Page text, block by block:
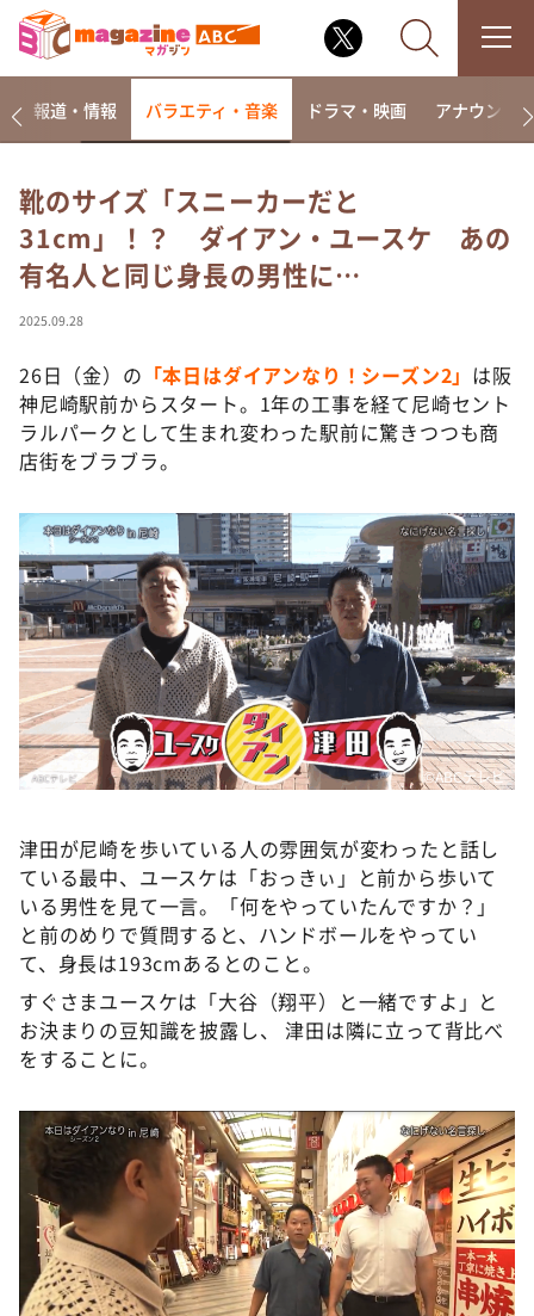
なるみ・岡村の過ぎるTV
相席食堂
これ余談なんですけど・・・
て真剣です
探偵！ナイトスクープ
news おかえり
DAIGOも台所 ～きょうの献立 何にする？～
本日はダイアンなり！シーズン２
朝だ！生です旅サラダ
教えて！ニュースライブ 正義のミカタ
ＬＩＦＥ～夢のカタチ～
新婚さんいらっしゃい！
ポツンと一軒家
ぺこぱのまるスポ
アナ回覧板
報道・情報 バラエティ・音楽 ドラマ・映画 アナウンサー
靴のサイズ「スニーカーだと
31cm」！？ ダイアン・ユースケ あの
有名人と同じ身長の男性に…
2025.09.28
26日（金）の 「本日はダイアンなり！シーズン2」 は阪
神尼崎駅前からスタート。1年の工事を経て尼崎セント
ラルパークとして生まれ変わった駅前に驚きつつも商
店街をブラブラ。
©️ABCテレビ
津田が尼崎を歩いている人の雰囲気が変わったと話し
ている最中、ユースケは「おっきぃ」と前から歩いて
いる男性を見て一言。「何をやっていたんですか？」
と前のめりで質問すると、ハンドボールをやってい
て、身長は193cmあるとのこと。
すぐさまユースケは「大谷（翔平）と一緒ですよ」と
お決まりの豆知識を披露し、 津田は隣に立って背比べ
をすることに。